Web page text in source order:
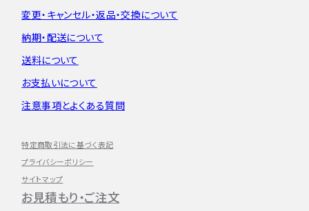
変更・キャンセル・返品・交換について
納期・配送について
送料について
お支払いについて
注意事項とよくある質問
特定商取引法に基づく表記
プライバシーポリシー
サイトマップ
お見積もり・ご注文